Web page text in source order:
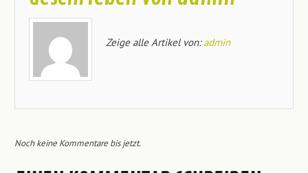
Zeige alle Artikel von:admin
Noch keine Kommentare bis jetzt.